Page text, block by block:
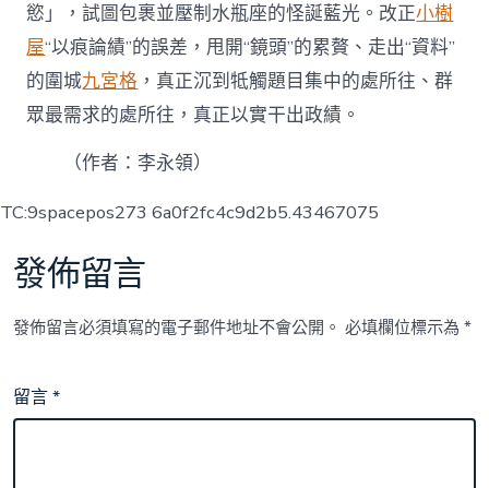
慾」，試圖包裹並壓制水瓶座的怪誕藍光。改正小樹
屋“以痕論績”的誤差，甩開“鏡頭”的累贅、走出“資料”
的圍城九宮格 ，真正沉到牴觸題目集中的處所往、群
眾最需求的處所往，真正以實干出政績。
（作者： 李永領）
TC:9spacepos273 6a0f2fc4c9d2b5.43467075
發佈留言
發佈留言必須填寫的電子郵件地址不會公開。 必填欄位標示為*
留言*